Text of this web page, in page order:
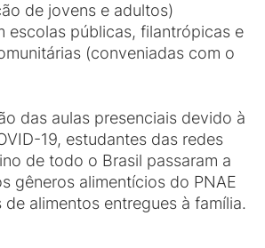
de jovens e adultos)
escolas públicas, filantrópicas e
(conveniadas com o
das aulas presenciais devido à
19, estudantes das redes
de todo o Brasil passaram a
gêneros alimentícios do PNAE
alimentos entregues à família.